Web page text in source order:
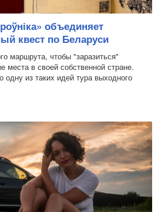
объединяет
квест по Беларуси
маршрута, чтобы "заразиться"
места в своей собственной стране.
одну из таких идей тура выходного